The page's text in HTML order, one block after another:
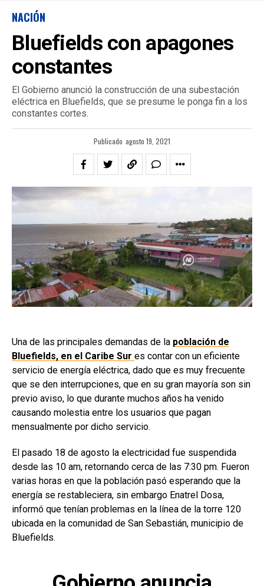
NACIÓN
Bluefields con apagones
constantes
El Gobierno anunció la construcción de una subestación
eléctrica en Bluefields, que se presume le ponga fin a los
constantes cortes.
Publicado agosto 19, 2021
Una de las principales demandas de la población de
Bluefields, en el Caribe Sur es contar con un eficiente
servicio de energía eléctrica, dado que es muy frecuente
que se den interrupciones, que en su gran mayoría son sin
previo aviso, lo que durante muchos años ha venido
causando molestia entre los usuarios que pagan
mensualmente por dicho servicio.
El pasado 18 de agosto la electricidad fue suspendida
desde las 10 am, retornando cerca de las 7:30 pm. Fueron
varias horas en que la población pasó esperando que la
energía se restableciera, sin embargo Enatrel Dosa,
informó que tenían problemas en la línea de la torre 120
ubicada en la comunidad de San Sebastián, municipio de
Bluefields.